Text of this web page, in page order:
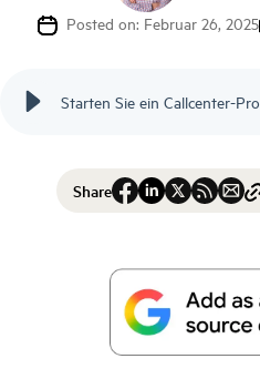
Posted on: Februar 26, 2025
Share